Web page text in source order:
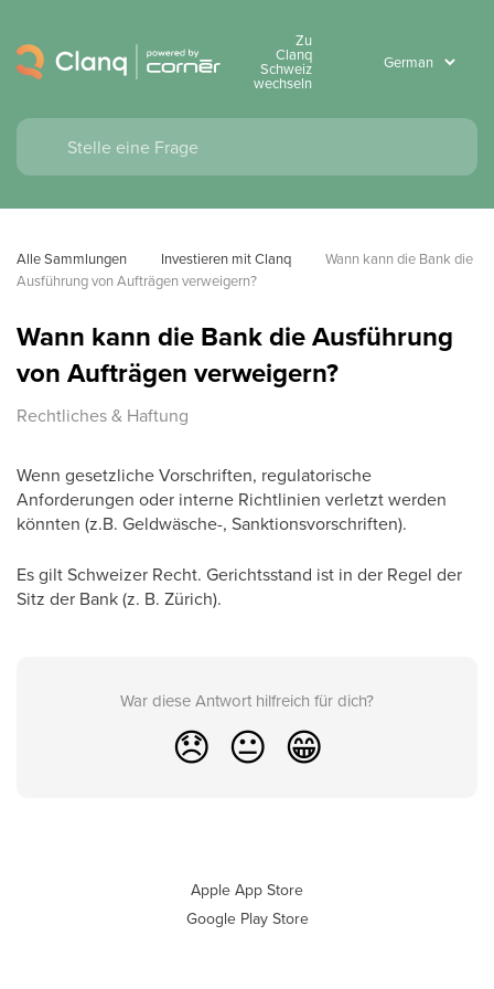
Zu
Clanq
Schweiz
wechseln
Alle Sammlungen Investieren mit Clanq
Wann kann die Bank die
Ausführung von Aufträgen verweigern?
Wann kann die Bank die Ausführung
von Aufträgen verweigern?
Rechtliches & Haftung
Wenn gesetzliche Vorschriften, regulatorische
Anforderungen oder interne Richtlinien verletzt werden
könnten (z.B. Geldwäsche-, Sanktionsvorschriften).
Es gilt Schweizer Recht. Gerichtsstand ist in der Regel der
Sitz der Bank (z. B. Zürich).
War diese Antwort hilfreich für dich?
😞 😐 😁
Apple App Store
Google Play Store